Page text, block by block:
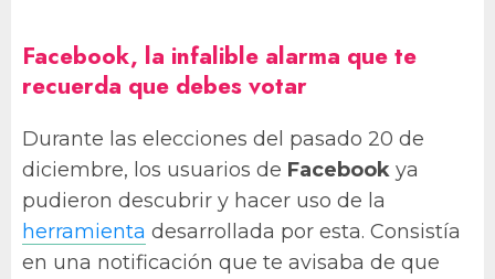
Facebook, la infalible alarma que te
recuerda que debes votar
Durante las elecciones del pasado 20 de
diciembre, los usuarios de Facebook ya
pudieron descubrir y hacer uso de la
herramienta desarrollada por esta. Consistía
en una notificación que te avisaba de que